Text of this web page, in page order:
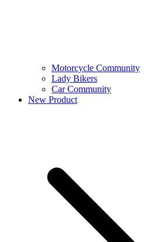
Motorcycle Community
Lady Bikers
Car Community
New Product